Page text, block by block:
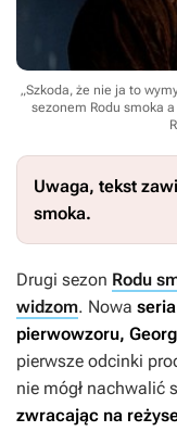
„Szkoda, że nie ja to
sezonem Rodu smoka
Uwaga, tekst
smoka.
Drugi sezon Rodu
widzom. Nowa
pierwowzoru,
pierwsze odcinki
nie mógł nachwalić
zwracając na